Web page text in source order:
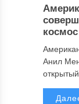
космос
Анил